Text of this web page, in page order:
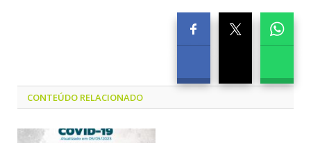
CONTEÚDO RELACIONADO